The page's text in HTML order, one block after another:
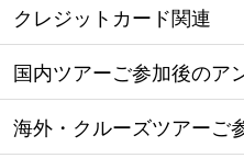
クレジットカード関連
国内ツアーご参加後のア
海外・クルーズツアーご